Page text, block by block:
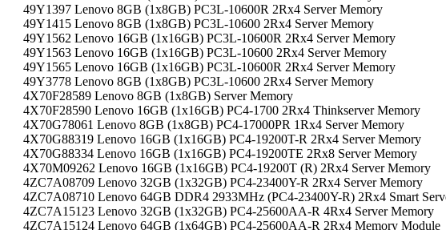
49Y1397 Lenovo 8GB (1x8GB) PC3L-10600R 2Rx4 Server Memory
49Y1415 Lenovo 8GB (1x8GB) PC3L-10600 2Rx4 Server Memory
49Y1562 Lenovo 16GB (1x16GB) PC3L-10600R 2Rx4 Server Memory
49Y1563 Lenovo 16GB (1x16GB) PC3L-10600 2Rx4 Server Memory
49Y1565 Lenovo 16GB (1x16GB) PC3L-10600R 2Rx4 Server Memory
49Y3778 Lenovo 8GB (1x8GB) PC3L-10600 2Rx4 Server Memory
4X70F28589 Lenovo 8GB (1x8GB) Server Memory
4X70F28590 Lenovo 16GB (1x16GB) PC4-1700 2Rx4 Thinkserver Memory
4X70G78061 Lenovo 8GB (1x8GB) PC4-17000PR 1Rx4 Server Memory
4X70G88319 Lenovo 16GB (1x16GB) PC4-19200T-R 2Rx4 Server Memory
4X70G88334 Lenovo 16GB (1x16GB) PC4-19200TE 2Rx8 Server Memory
4X70M09262 Lenovo 16GB (1x16GB) PC4-19200T (R) 2Rx4 Server Memory
4ZC7A08709 Lenovo 32GB (1x32GB) PC4-23400Y-R 2Rx4 Server Memory
4ZC7A08710 Lenovo 64GB DDR4 2933MHz (PC4-23400Y-R) 2Rx4 Smart
4ZC7A15123 Lenovo 32GB (1x32GB) PC4-25600AA-R 4Rx4 Server Memory
4ZC7A15124 Lenovo 64GB (1x64GB) PC4-25600AA-R 2Rx4 Memory Module